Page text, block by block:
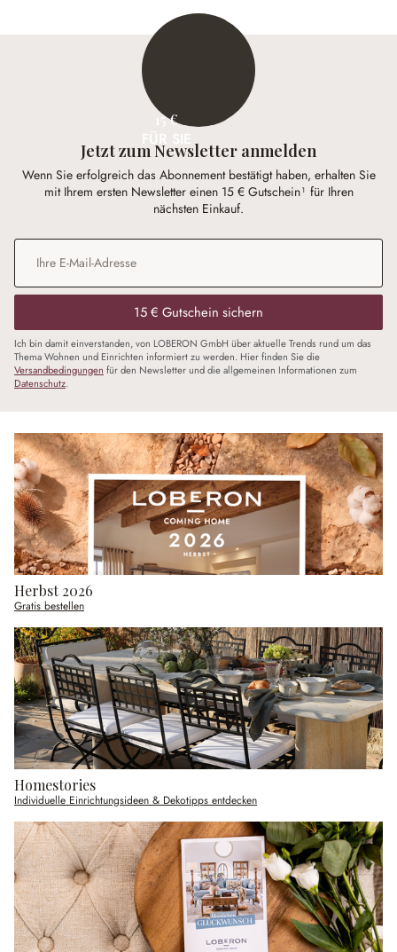
15 €
Jetzt zum Newsletter anmelden
Wenn Sie erfolgreich das Abonnement bestätigt haben, erhalten Sie
mit Ihrem ersten Newsletter einen 15 € Gutschein¹ für Ihren
nächsten Einkauf.
E-Mail-Adresse
15 € Gutschein sichern
Ich bin damit einverstanden, von LOBERON GmbH über aktuelle Trends rund um das
Thema Wohnen und Einrichten informiert zu werden. Hier finden Sie die
Versandbedingungen für den Newsletter und die allgemeinen Informationen zum
Datenschutz.
Herbst 2026
Gratis bestellen
Homestories
Individuelle Einrichtungsideen & Dekotipps entdecken